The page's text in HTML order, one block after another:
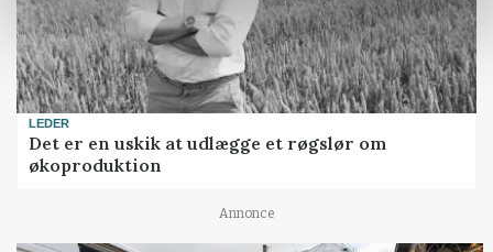
LEDER
Det er en uskik at udlægge et røgslør om
økoproduktion
Annonce